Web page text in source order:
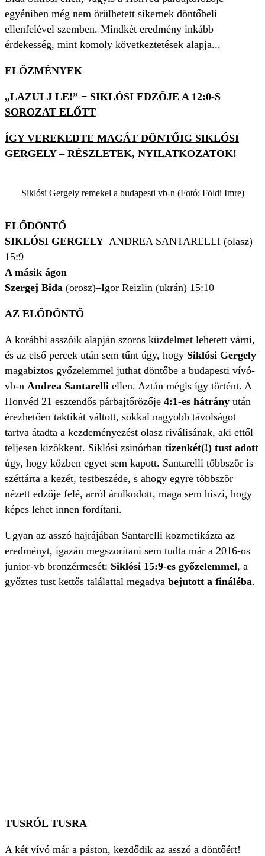
egyéniben még nem örülhetett sikernek döntőbeli
ellenfelével szemben. Mindkét eredmény inkább
érdekesség, mint komoly következtetések alapja...
ELŐZMÉNYEK
„LAZULJ LE!” − SIKLÓSI EDZŐJE A 12:0-S
SOROZAT ELŐTT
ÍGY VEREKEDTE MAGÁT DÖNTŐIG SIKLÓSI
GERGELY – RÉSZLETEK, NYILATKOZATOK!
Siklósi Gergely remekel a budapesti vb-n (Fotó: Földi Imre)
ELŐDÖNTŐ
SIKLÓSI GERGELY–ANDREA SANTARELLI (olasz)
15:9
A másik ágon
Szergej Bida (orosz)–Igor Reizlin (ukrán) 15:10
AZ ELŐDÖNTŐ
A korábbi asszóik alapján szoros küzdelmet lehetett várni,
és az első percek után sem tűnt úgy, hogy Siklósi Gergely
magabiztos győzelemmel juthat döntőbe a budapesti vívó-
vb-n Andrea Santarelli ellen. Aztán mégis így történt. A
Honvéd 21 esztendős párbajtőrözője 4:1-es hátrány után
érezhetően taktikát váltott, sokkal nagyobb távolságot
tartva átadta a kezdeményezést olasz riválisának, aki ettől
teljesen kizökkent. Siklósi zsinórban tizenkét(!) tust adott
úgy, hogy közben egyet sem kapott. Santarelli többször is
széttárta a kezét, testbeszéde, s ahogy egyre többször
nézett edzője felé, arról árulkodott, maga sem hiszi, hogy
képes lehet innen fordítani.
Ugyan az asszó hajrájában Santarelli kozmetikázta az
eredményt, igazán megszorítani sem tudta már a 2016-os
junior-vb bronzérmesét: Siklósi 15:9-es győzelemmel, a
győztes tust kettős találattal megadva bejutott a fináléba.
TUSRÓL TUSRA
A két vívó már a páston, kezdődik az asszó a döntőért!